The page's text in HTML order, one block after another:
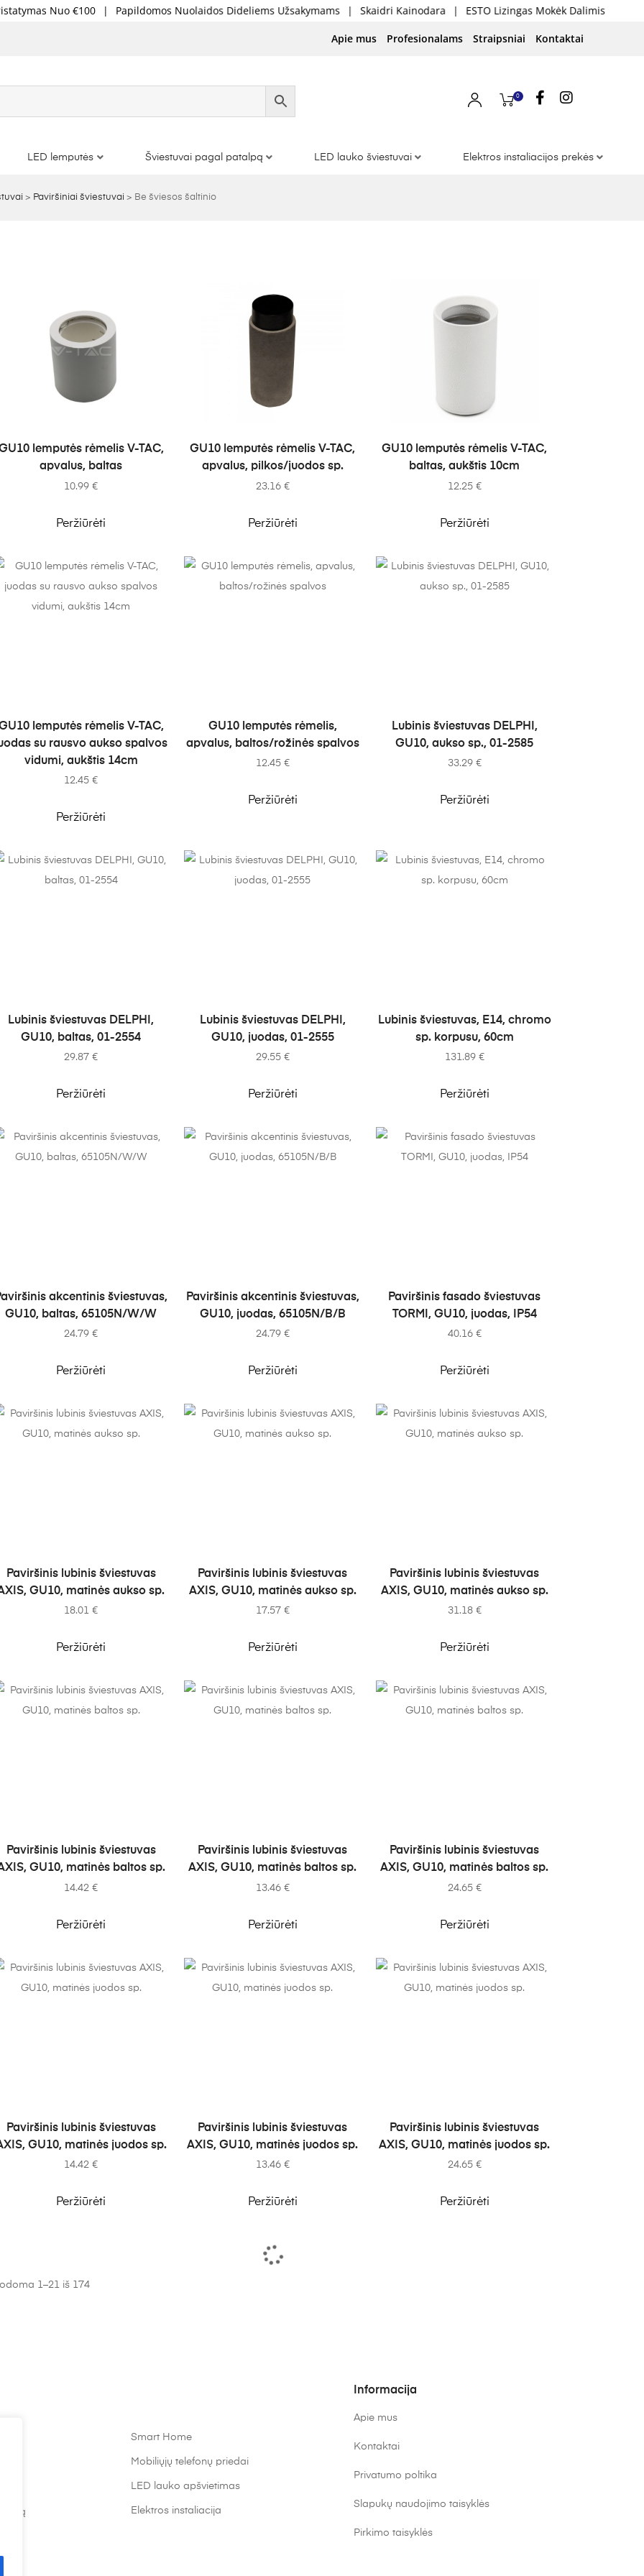
€100 | Papildomos Nuolaidos Dideliems Užsakymams | Skaidri Kainodara | ESTO Lizingas Mokėk Dalimis
Apie mus Profesionalams Straipsniai Kontaktai
0
LED lemputės Šviestuvai pagal patalpą LED lauko šviestuvai Elektros instaliacijos prekės
> Paviršiniai šviestuvai > Be šviesos šaltinio
Į KREPŠELĮ
lemputės rėmelis V-TAC,
apvalus, baltas
10.99€
Peržiūrėti
Į KREPŠELĮ
GU10 lemputės rėmelis V-TAC,
apvalus, pilkos/juodos sp.
23.16 €
Peržiūrėti
Į KREPŠELĮ
GU10 lemputės rėmelis V-TAC,
baltas, aukštis 10cm
12.25 €
Peržiūrėti
Į KREPŠELĮ
lemputės rėmelis V-TAC,
su rausvo aukso spalvos
vidumi, aukštis 14cm
12.45€
Peržiūrėti
Į KREPŠELĮ
GU10 lemputės rėmelis,
apvalus, baltos/rožinės spalvos
12.45 €
Peržiūrėti
Į KREPŠELĮ
Lubinis šviestuvas DELPHI,
GU10, aukso sp., 01-2585
33.29 €
Peržiūrėti
Į KREPŠELĮ
Lubinis šviestuvas DELPHI,
GU10, baltas, 01-2554
29.87€
Peržiūrėti
Į KREPŠELĮ
Lubinis šviestuvas DELPHI,
GU10, juodas, 01-2555
29.55 €
Peržiūrėti
Į KREPŠELĮ
Lubinis šviestuvas, E14, chromo
sp. korpusu, 60cm
131.89 €
Peržiūrėti
Į KREPŠELĮ
akcentinis šviestuvas,
GU10, baltas, 65105N/W/W
24.79€
Peržiūrėti
Į KREPŠELĮ
Paviršinis akcentinis šviestuvas,
GU10, juodas, 65105N/B/B
24.79 €
Peržiūrėti
Į KREPŠELĮ
Paviršinis fasado šviestuvas
TORMI, GU10, juodas, IP54
40.16 €
Peržiūrėti
Į KREPŠELĮ
Paviršinis lubinis šviestuvas
GU10, matinės aukso sp.
18.01€
Peržiūrėti
Į KREPŠELĮ
Paviršinis lubinis šviestuvas
AXIS, GU10, matinės aukso sp.
17.57 €
Peržiūrėti
Į KREPŠELĮ
Paviršinis lubinis šviestuvas
AXIS, GU10, matinės aukso sp.
31.18 €
Peržiūrėti
Į KREPŠELĮ
Paviršinis lubinis šviestuvas
GU10, matinės baltos sp.
14.42€
Peržiūrėti
Į KREPŠELĮ
Paviršinis lubinis šviestuvas
AXIS, GU10, matinės baltos sp.
13.46 €
Peržiūrėti
Į KREPŠELĮ
Paviršinis lubinis šviestuvas
AXIS, GU10, matinės baltos sp.
24.65 €
Peržiūrėti
Į KREPŠELĮ
Paviršinis lubinis šviestuvas
GU10, matinės juodos sp.
14.42€
Peržiūrėti
Į KREPŠELĮ
Paviršinis lubinis šviestuvas
AXIS, GU10, matinės juodos sp.
13.46 €
Peržiūrėti
Į KREPŠELĮ
Paviršinis lubinis šviestuvas
AXIS, GU10, matinės juodos sp.
24.65 €
Peržiūrėti
1–21 iš 174
Smart Home
Mobiliųjų telefonų priedai
LED lauko apšvietimas
Elektros instaliacija
Informacija
Apie mus
Kontaktai
Privatumo poltika
Slapukų naudojimo taisyklės
Pirkimo taisyklės